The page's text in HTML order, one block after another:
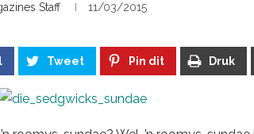
Staff 11/03/2015
Tweet Pin dit Druk